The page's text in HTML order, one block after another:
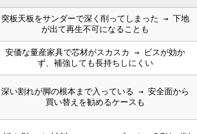
突板天板をサンダーで深く削ってしまった → 下地
が出て再生不可になることも
安価な量産家具で芯材がスカスカ → ビスが効か
ず、補強しても長持ちしにくい
深い割れが脚の根本まで入っている → 安全面から
買い替えを勧めるケースも